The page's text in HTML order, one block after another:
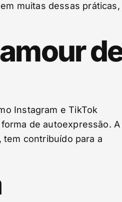
muitas dessas práticas,
Instagram e TikTok
de autoexpressão. A
contribuído para a